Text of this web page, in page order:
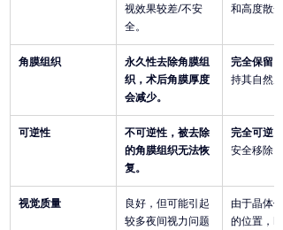
视效果较差/不安
全。
和高度散光
角膜组织
永久性去除角膜组
织，术后角膜厚度
会减少。
完全保留
持其自然厚
可逆性
不可逆性，被去除
的角膜组织无法恢
复。
完全可逆
安全移除。
视觉质量
良好，但可能引起
较多夜间视力问题
由于晶体位
的位置，